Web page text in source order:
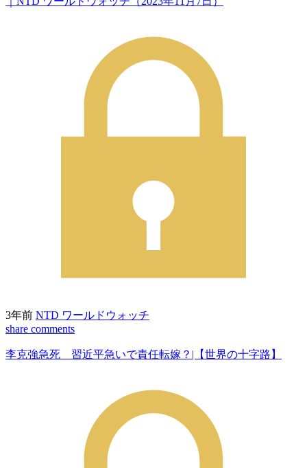
3年前 NTD ワールドウォッチ
share comments
李克強急死 習近平急いで責任転嫁？|【世界の十字路】